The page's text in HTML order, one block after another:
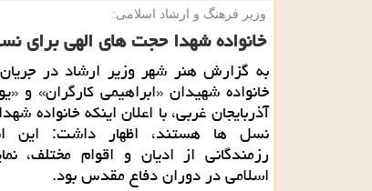
وزیر فرهنگ و ارشاد اسلامی:
خانواده شهدا حجت های الهی برای
به گزارش هنر شهر وزیر ارشاد در جریان
خانواده شهیدان «ابراهیمی كارگران» و
آذربایجان غربی، با اعلان اینكه خانواده
نسل ها هستند، اظهار داشت: این
رزمندگانی از ادیان و اقوام مختلف،
اسلامی در دوران دفاع مقدس بود.